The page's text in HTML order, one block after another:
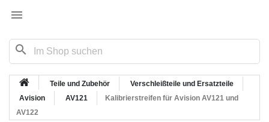

search
Teile und Zubehör
Verschleißteile und Ersatzteile
Avision
AV121
Kalibrierstreifen für Avision AV121 und
AV122